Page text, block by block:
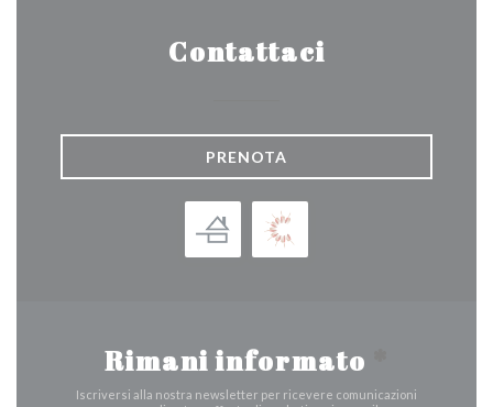
Contattaci
PRENOTA
Rimani informato
Iscriversi alla nostra newsletter per ricevere comunicazioni